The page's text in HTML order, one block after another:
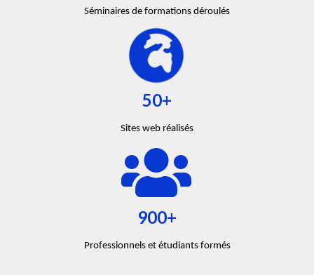
Séminaires de formations déroulés
50+
Sites web réalisés
900+
Professionnels et étudiants formés